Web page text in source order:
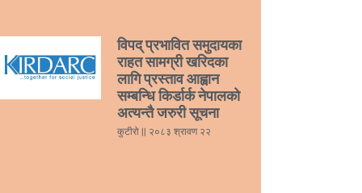
विपद् प्रभावित समुदायका
राहत सामग्री खरिदका
लागि प्रस्ताव आह्वान
सम्बन्धि किर्डार्क नेपालको
अत्यन्तै जरुरी सूचना
कुटीरो २०८३ श्रावण २२